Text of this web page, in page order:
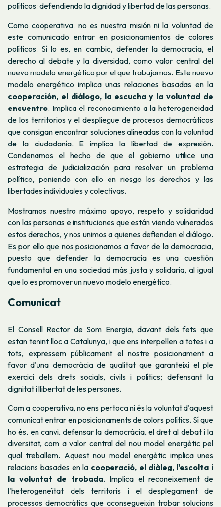
políticos; defendiendo la dignidad y libertad de las personas.
Como cooperativa, no es nuestra misión ni la voluntad de
este comunicado entrar en posicionamientos de colores
políticos. Sí lo es, en cambio, defender la democracia, el
derecho al debate y la diversidad, como valor central del
nuevo modelo energético por el que trabajamos. Este nuevo
modelo energético implica unas relaciones basadas en la
cooperación, el diálogo, la escucha y la voluntad de
encuentro. Implica el reconocimiento a la heterogeneidad
de los territorios y el despliegue de procesos democráticos
que consigan encontrar soluciones alineadas con la voluntad
de la ciudadanía. E implica la libertad de expresión.
Condenamos el hecho de que el gobierno utilice una
estrategia de judicialización para resolver un problema
político, poniendo con ello en riesgo los derechos y las
libertades individuales y colectivas.
Mostramos nuestro máximo apoyo, respeto y solidaridad
con las personas e instituciones que están viendo vulnerados
estos derechos, y nos unimos a quienes defienden el diálogo.
Es por ello que nos posicionamos a favor de la democracia,
puesto que defender la democracia es una cuestión
fundamental en una sociedad más justa y solidaria, al igual
que lo es promover un nuevo modelo energético.
Comunicat
El Consell Rector de Som Energia, davant dels fets que
estan tenint lloc a Catalunya, i que ens interpel·len a totes i a
tots, expressem públicament el nostre posicionament a
favor d'una democràcia de qualitat que garanteixi el ple
exercici dels drets socials, civils i polítics; defensant la
dignitat i llibertat de les persones.
Com a cooperativa, no ens pertoca ni és la voluntat d'aquest
comunicat entrar en posicionaments de colors polítics. Sí que
ho és, en canvi, defensar la democràcia, el dret al debat i la
diversitat, com a valor central del nou model energètic pel
qual treballem. Aquest nou model energètic implica unes
relacions basades en la cooperació, el diàleg, l'escolta i
la voluntat de trobada. Implica el reconeixement de
l'heterogeneïtat dels territoris i el desplegament de
processos democràtics que aconsegueixin trobar solucions